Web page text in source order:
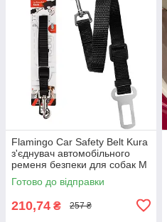
Flamingo Car Safety Belt Kura
з'єднувач автомобільного
ременя безпеки для собак M
| 45-70см х 20мм
Готово до відправки
210,74 ₴ 257 ₴